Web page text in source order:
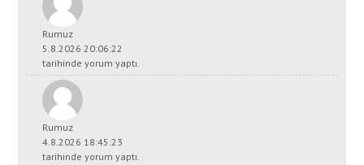
Rumuz
5.8.2026 20:06:22
tarihinde yorum yaptı.
Rumuz
4.8.2026 18:45:23
tarihinde yorum yaptı.